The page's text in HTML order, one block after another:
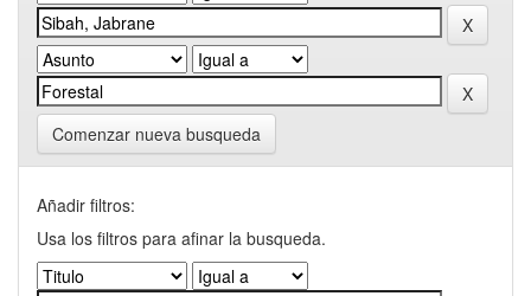
Comenzar nueva busqueda
Añadir filtros:
Usa los filtros para afinar la busqueda.